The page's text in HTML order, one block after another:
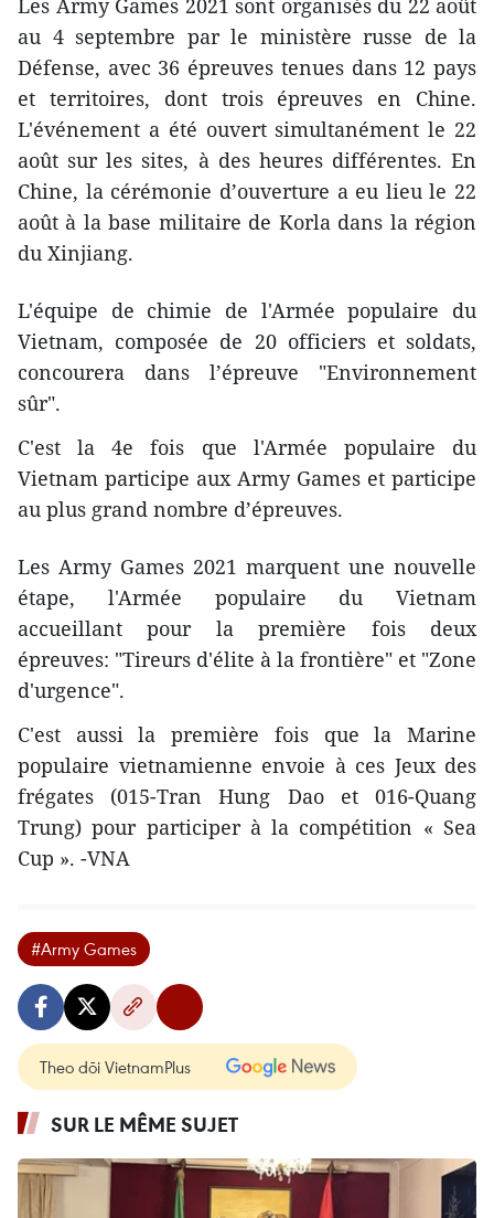
Les Army Games 2021 sont organisés du 22 août
au 4 septembre par le ministère russe de la
Défense, avec 36 épreuves tenues dans 12 pays
et territoires, dont trois épreuves en Chine.
L'événement a été ouvert simultanément le 22
août sur les sites, à des heures différentes. En
Chine, la cérémonie d’ouverture a eu lieu le 22
août à la base militaire de Korla dans la région
du Xinjiang.
L'équipe de chimie de l'Armée populaire du
Vietnam, composée de 20 officiers et soldats,
concourera dans l’épreuve "Environnement
sûr".
C'est la 4e fois que l'Armée populaire du
Vietnam participe aux Army Games et participe
au plus grand nombre d’épreuves.
Les Army Games 2021 marquent une nouvelle
étape, l'Armée populaire du Vietnam
accueillant pour la première fois deux
épreuves: "Tireurs d'élite à la frontière" et "Zone
d'urgence".
C'est aussi la première fois que la Marine
populaire vietnamienne envoie à ces Jeux des
frégates (015-Tran Hung Dao et 016-Quang
Trung) pour participer à la compétition « Sea
Cup ». -VNA
#Army Games
Theo dõi VietnamPlus
SUR LE MÊME SUJET